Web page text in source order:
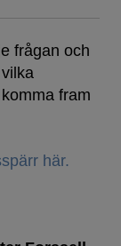
frågan och
fram
här.